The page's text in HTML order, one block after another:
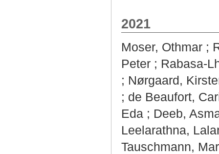
2021
Moser, Othmar ;
Peter ; Rabasa-
; Nørgaard,
; de Beaufort,
Eda ; Deeb,
Leelarathna,
Tauschmann,